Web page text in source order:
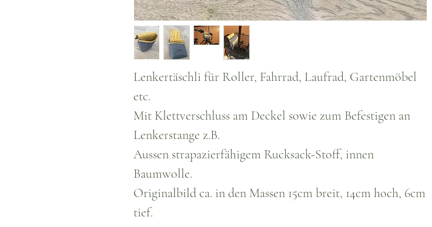
Lenkertäschli für Roller, Fahrrad, Laufrad, Gartenmöbel
etc.
Mit Klettverschluss am Deckel sowie zum Befestigen an
Lenkerstange z.B.
Aussen strapazierfähigem Rucksack-Stoff, innen
Baumwolle.
Originalbild ca. in den Massen 15cm breit, 14cm hoch, 6cm
tief.